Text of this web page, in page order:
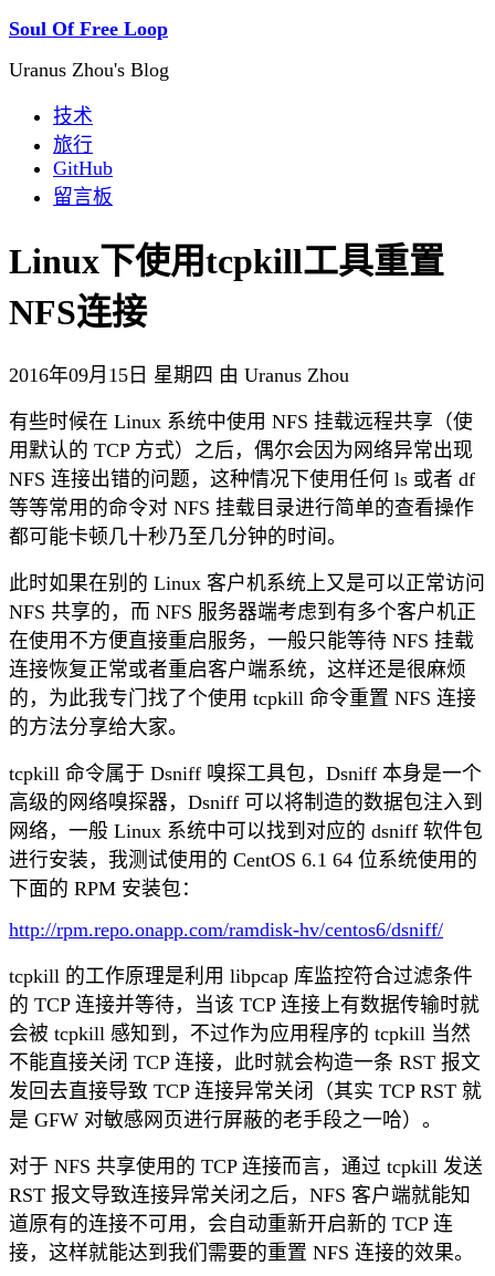
Soul Of Free Loop
Uranus Zhou's Blog
技术
旅行
GitHub
留言板
Linux下使用tcpkill工具重置
NFS连接
2016年09月15日 星期四 由 Uranus Zhou
有些时候在 Linux 系统中使用 NFS 挂载远程共享（使
用默认的 TCP 方式）之后，偶尔会因为网络异常出现
NFS 连接出错的问题，这种情况下使用任何 ls 或者 df
等等常用的命令对 NFS 挂载目录进行简单的查看操作
都可能卡顿几十秒乃至几分钟的时间。
此时如果在别的 Linux 客户机系统上又是可以正常访问
NFS 共享的，而 NFS 服务器端考虑到有多个客户机正
在使用不方便直接重启服务，一般只能等待 NFS 挂载
连接恢复正常或者重启客户端系统，这样还是很麻烦
的，为此我专门找了个使用 tcpkill 命令重置 NFS 连接
的方法分享给大家。
tcpkill 命令属于 Dsniff 嗅探工具包，Dsniff 本身是一个
高级的网络嗅探器，Dsniff 可以将制造的数据包注入到
网络，一般 Linux 系统中可以找到对应的 dsniff 软件包
进行安装，我测试使用的 CentOS 6.1 64 位系统使用的
下面的 RPM 安装包：
http://rpm.repo.onapp.com/ramdisk-hv/centos6/dsniff/
tcpkill 的工作原理是利用 libpcap 库监控符合过滤条件
的 TCP 连接并等待，当该 TCP 连接上有数据传输时就
会被 tcpkill 感知到，不过作为应用程序的 tcpkill 当然
不能直接关闭 TCP 连接，此时就会构造一条 RST 报文
发回去直接导致 TCP 连接异常关闭（其实 TCP RST 就
是 GFW 对敏感网页进行屏蔽的老手段之一哈）。
对于 NFS 共享使用的 TCP 连接而言，通过 tcpkill 发送
RST 报文导致连接异常关闭之后，NFS 客户端就能知
道原有的连接不可用，会自动重新开启新的 TCP 连
接，这样就能达到我们需要的重置 NFS 连接的效果。